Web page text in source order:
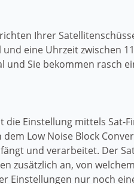
Ihrer
eine Uhrzeit zwischen
und Sie bekommen rasch
Einstellung mittels Sat-
dem Low Noise Block
und verarbeitet. Der
zusätzlich an, von
Einstellungen nur noch